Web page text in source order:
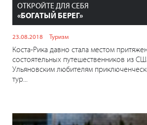
ОТКРОЙТЕ ДЛЯ СЕБЯ
«БОГАТЫЙ БЕРЕГ»
23.08.2018 Туризм
Коста-Рика давно стала местом
состоятельных путешественников из
Ульяновским любителям
тур...